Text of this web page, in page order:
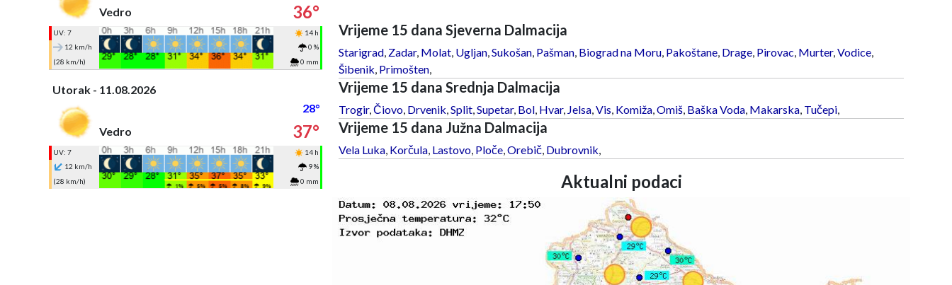
Vedro
36°
UV: 7
14 h
12 km/h
0 %
(28 km/h)
0 mm
Utorak - 11.08.2026
28°
Vedro
37°
UV: 7
14 h
12 km/h
9 %
(28 km/h)
0 mm
Vrijeme 15 dana Sjeverna Dalmacija
Starigrad, Zadar, Molat, Ugljan, Sukošan, Pašman, Biograd na Moru, Pakoštane, Drage, Pirovac Murter, Vodice,
Šibenik Primošten,
Vrijeme 15 dana Srednja Dalmacija
Trogir, Čiovo, Drvenik Split, Supetar, Bol, Hvar, Jelsa, Vis Komiža, Omiš, Baška Voda, Makarska, Tučepi,
Vrijeme 15 dana Južna Dalmacija
Vela Luka, Korčula, Lastovo, Ploče, Orebič, Dubrovnik
Aktualni podaci